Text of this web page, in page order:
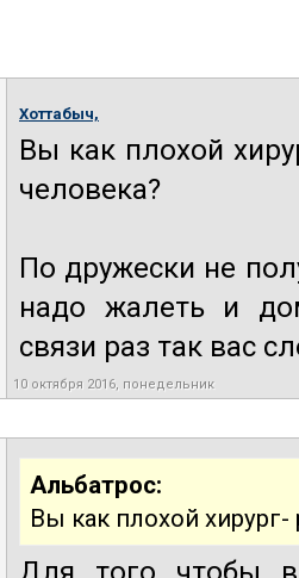
Хоттабыч,
Вы как плохой
человека?
По дружески не
надо жалеть и
связи раз так вас
10 октября 2016, понедельник
Альбатрос:
Вы как плохой